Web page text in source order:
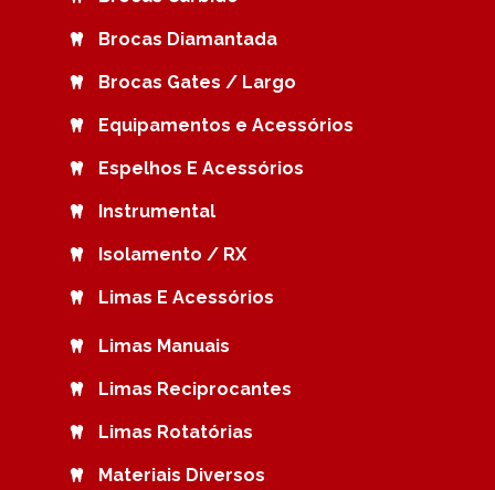
Brocas Diamantada
Brocas Gates / Largo
Equipamentos e Acessórios
Espelhos E Acessórios
Instrumental
Isolamento / RX
Limas E Acessórios
Limas Manuais
Limas Reciprocantes
Limas Rotatórias
Materiais Diversos